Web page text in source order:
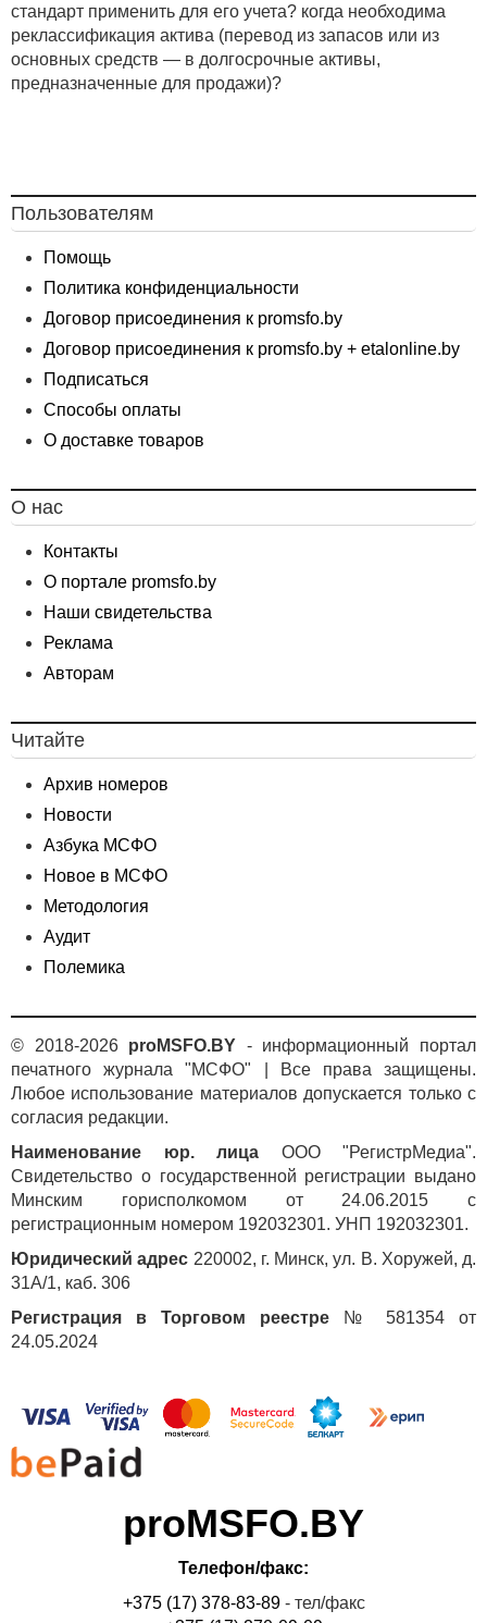
стандарт применить для его учета? когда необходима
реклассификация актива (перевод из запасов или из
основных средств — в долгосрочные активы,
предназначенные для продажи)?
Пользователям
Помощь
Политика конфиденциальности
Договор присоединения к promsfo.by
Договор присоединения к promsfo.by + etalonline.by
Подписаться
Способы оплаты
О доставке товаров
О нас
Контакты
О портале promsfo.by
Наши свидетельства
Реклама
Авторам
Читайте
Архив номеров
Новости
Азбука МСФО
Новое в МСФО
Методология
Аудит
Полемика
© 2018-2026 proMSFO.BY - информационный портал
печатного журнала "МСФО" | Все права защищены.
Любое использование материалов допускается только с
согласия редакции.
Наименование юр. лица ООО "РегистрМедиа".
Свидетельство о государственной регистрации выдано
Минским горисполкомом от 24.06.2015 с
регистрационным номером 192032301. УНП 192032301.
Юридический адрес 220002, г. Минск, ул. В. Хоружей, д.
31А/1, каб. 306
Регистрация в Торговом реестре № 581354 от
24.05.2024
proMSFO.BY
Телефон/факс:
+375 (17) 378-83-89- тел/факс